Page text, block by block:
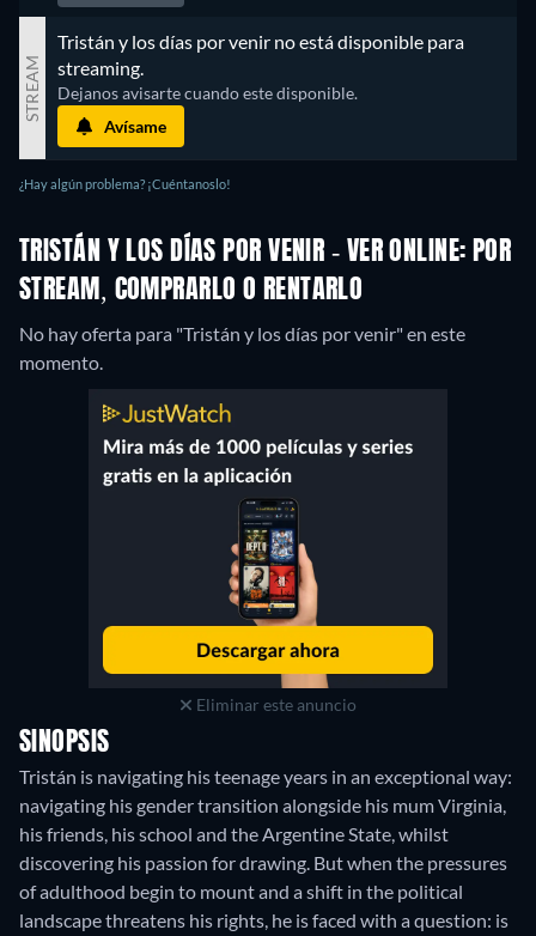
STREAM
Tristán y los días por venir no está disponible para
streaming.
Dejanos avisarte cuando este disponible.
Avísame
¿Hay algún problema? ¡Cuéntanoslo!
TRISTÁN Y LOS DÍAS POR VENIR - VER ONLINE: POR
STREAM, COMPRARLO O RENTARLO
No hay oferta para "Tristán y los días por venir" en este
momento.
Eliminar este anuncio
SINOPSIS
Tristán is navigating his teenage years in an exceptional way:
navigating his gender transition alongside his mum Virginia,
his friends, his school and the Argentine State, whilst
discovering his passion for drawing. But when the pressures
of adulthood begin to mount and a shift in the political
landscape threatens his rights, he is faced with a question: is